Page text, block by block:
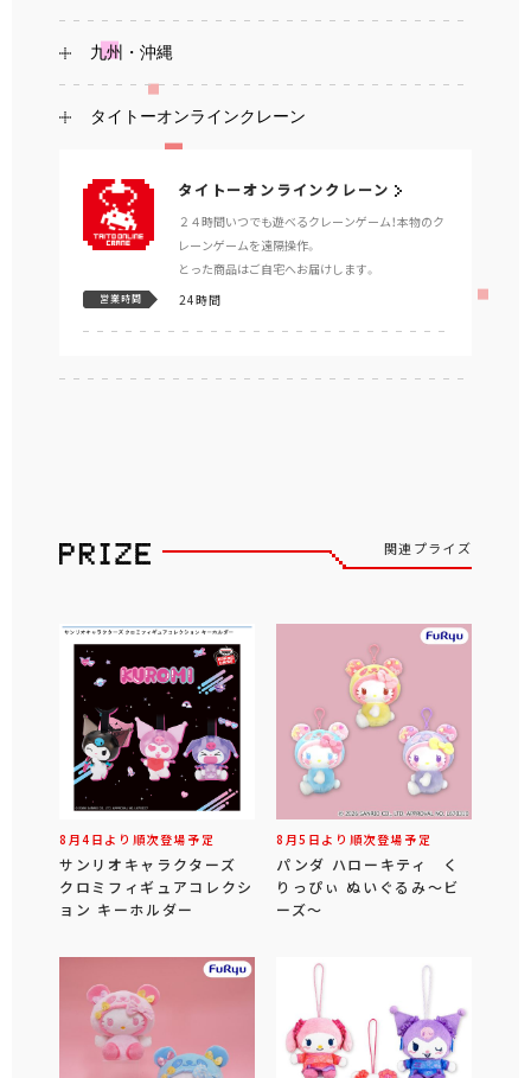
九州・沖縄
タイトーオンラインクレーン
タイトーオンラインクレーン
２４時間いつでも遊べるクレーンゲーム！本物のク
レーンゲームを遠隔操作。
とった商品はご自宅へお届けします。
営業時間 24時間
関連プライズ
8月4日より順次登場予定
サンリオキャラクターズ
クロミフィギュアコレクシ
ョン キーホルダー
8月5日より順次登場予定
パンダ ハローキティ く
りっぴぃ ぬいぐるみ～ビ
ーズ～